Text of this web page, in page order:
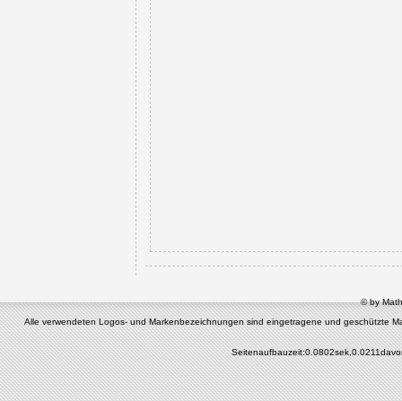
© by
Alle verwendeten Logos- und Markenbezeichnungen sind eingetragene und geschützte